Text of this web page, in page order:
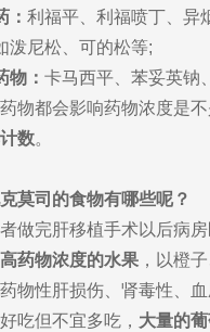
： 利福平、利福喷丁、异
泼尼松、可的松等;
物： 卡马西平、苯妥英钠
物都会影响药物浓度是
数。
莫司的食物有哪些呢？
做完肝移植手术以后病
药物浓度的水果 ，以橙
物性肝损伤、肾毒性、
吃但不宜多吃， 大量的